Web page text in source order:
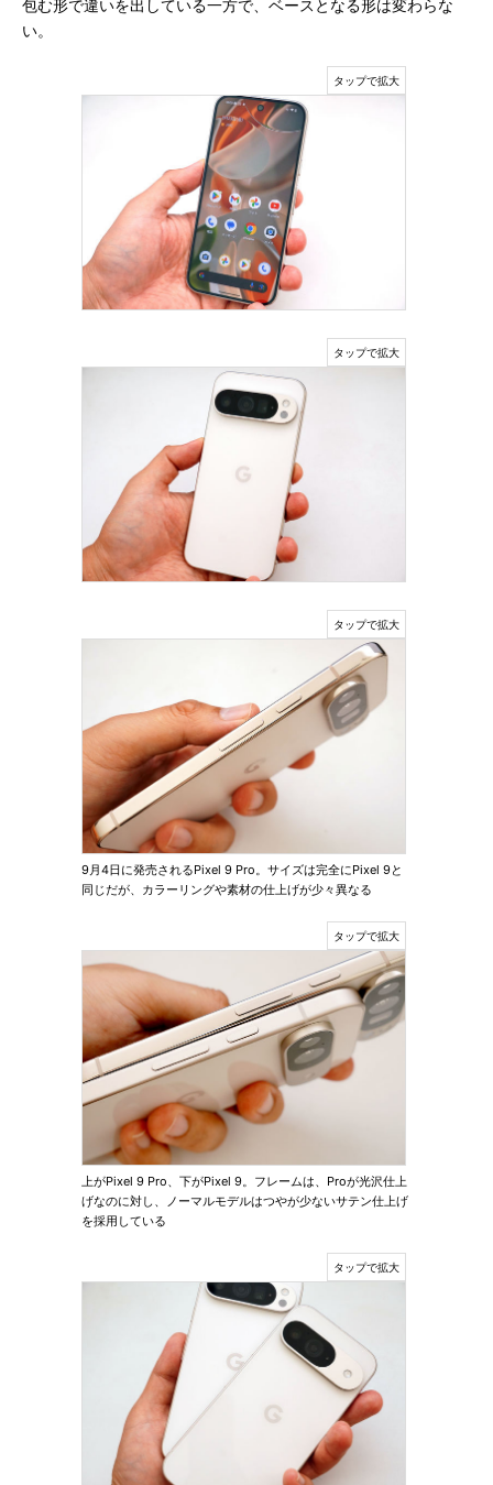
包む形で違いを出している一方で、ベースとなる形は変わらな
い。
9月4日に発売されるPixel 9 Pro。サイズは完全にPixel 9と
同じだが、カラーリングや素材の仕上げが少々異なる
上がPixel 9 Pro、下がPixel 9。フレームは、Proが光沢仕上
げなのに対し、ノーマルモデルはつやが少ないサテン仕上げ
を採用している